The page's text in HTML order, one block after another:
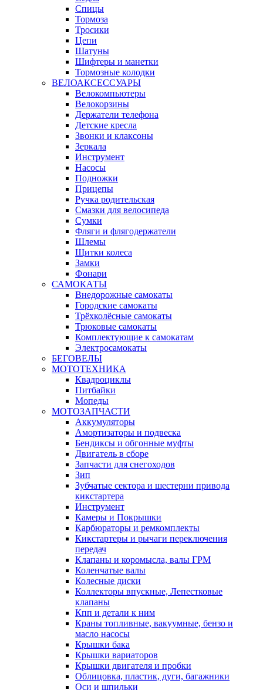
Спицы
Тормоза
Тросики
Цепи
Шатуны
Шифтеры и манетки
Тормозные колодки
ВЕЛОАКСЕССУАРЫ
Велокомпьютеры
Велокорзины
Держатели телефона
Детские кресла
Звонки и клаксоны
Зеркала
Инструмент
Насосы
Подножки
Прицепы
Ручка родительская
Смазки для велосипеда
Сумки
Фляги и флягодержатели
Шлемы
Щитки колеса
Замки
Фонари
САМОКАТЫ
Внедорожные самокаты
Городские самокаты
Трёхколёсные самокаты
Трюковые самокаты
Комплектующие к самокатам
Электросамокаты
БЕГОВЕЛЫ
МОТОТЕХНИКА
Квадроциклы
Питбайки
Мопеды
МОТОЗАПЧАСТИ
Аккумуляторы
Амортизаторы и подвеска
Бендиксы и обгонные муфты
Двигатель в сборе
Запчасти для снегоходов
Зип
Зубчатые сектора и шестерни привода
кикстартера
Инструмент
Камеры и Покрышки
Карбюраторы и ремкомплекты
Кикстартеры и рычаги переключения
передач
Клапаны и коромысла, валы ГРМ
Коленчатые валы
Колесные диски
Коллекторы впускные, Лепестковые
клапаны
Кпп и детали к ним
Краны топливные, вакуумные, бензо и
масло насосы
Крышки бака
Крышки вариаторов
Крышки двигателя и пробки
Облицовка, пластик, дуги, багажники
Оси и шпильки